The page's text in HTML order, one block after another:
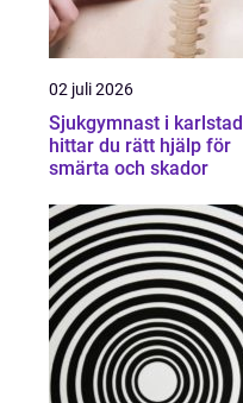
02 juli 2026
Sjukgymnast i karlstad så
hittar du rätt hjälp för
smärta och skador